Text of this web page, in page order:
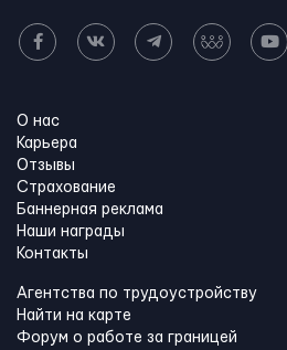
О нас
Карьера
Отзывы
Страхование
Баннерная реклама
Наши награды
Контакты
Агентства по трудоустройству
Найти на карте
Форум о работе за границей